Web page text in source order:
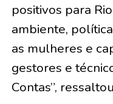
positivos para
ambiente,
as mulheres e
gestores e
Contas”,